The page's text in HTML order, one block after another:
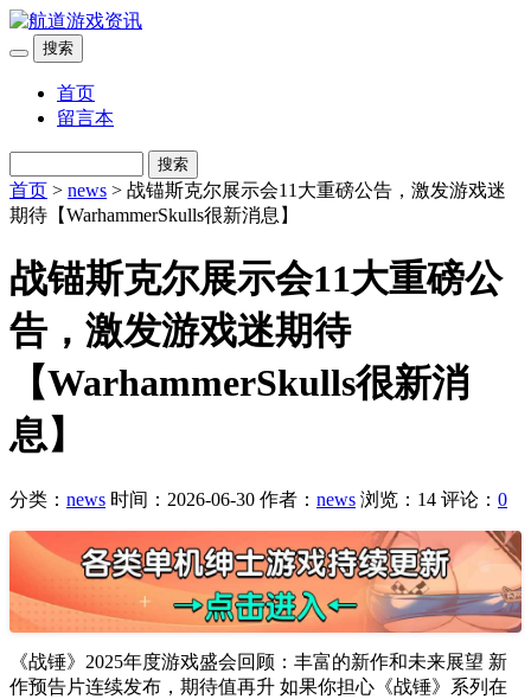
搜索
首页
留言本
搜索
首页 > news > 战锚斯克尔展示会11大重磅公告，激发游戏迷
期待【WarhammerSkulls很新消息】
战锚斯克尔展示会11大重磅公
告，激发游戏迷期待
【WarhammerSkulls很新消
息】
分类： news 时间：2026-06-30 作者： news 浏览：14 评论： 0
《战锤》2025年度游戏盛会回顾：丰富的新作和未来展望 新
作预告片连续发布，期待值再升 如果你担心《战锤》系列在